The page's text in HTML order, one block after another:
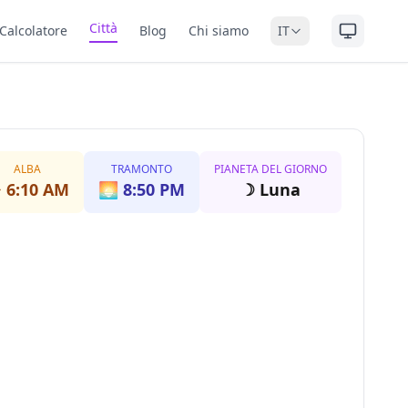
Calcolatore Città Blog Chi siamo IT
ALBA
6:10 AM
TRAMONTO
🌅 8:50 PM
PIANETA DEL GIORNO
☽ Luna